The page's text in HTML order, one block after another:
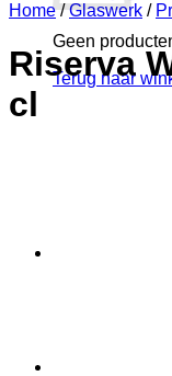
Geen
Terug naar
Home / Glaswerk /
Riserva
cl